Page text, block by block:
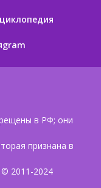
в РФ; они
признана в
© 2011-2024